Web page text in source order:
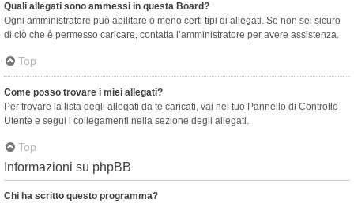
Quali allegati sono ammessi in questa Board?
Ogni amministratore può abilitare o meno certi tipi di allegati. Se non sei sicuro
di ciò che è permesso caricare, contatta l’amministratore per avere assistenza.
Top
Come posso trovare i miei allegati?
Per trovare la lista degli allegati da te caricati, vai nel tuo Pannello di Controllo
Utente e segui i collegamenti nella sezione degli allegati.
Top
Informazioni su phpBB
Chi ha scritto questo programma?